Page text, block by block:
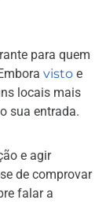
para quem
visto e
locais mais
sua entrada.
e agir
de comprovar
falar a